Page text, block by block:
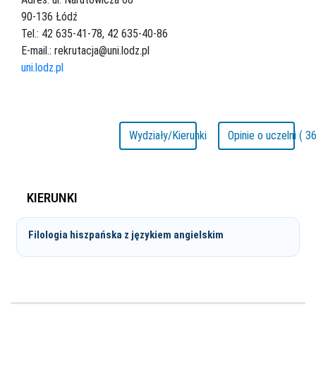
90-136 Łódź
Tel.: 42 635-41-78, 42 635-40-86
E-mail.: rekrutacja@uni.lodz.pl
uni.lodz.pl
Wydziały/Kierunki Opinie o uczelni (
KIERUNKI
Filologia hiszpańska z językiem angielskim